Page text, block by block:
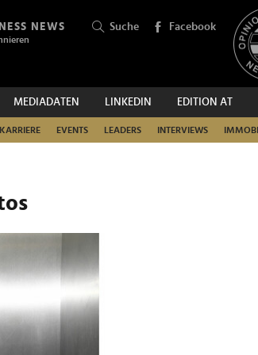
NEWS Suche Facebook
MEDIADATEN LINKEDIN EDITION AT
KARRIERE EVENTS LEADERS INTERVIEWS
SUCHEN